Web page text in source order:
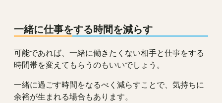
一緒に仕事をする時間を減らす
可能であれば、一緒に働きたくない相手と仕事をする
時間帯を変えてもらうのもいいでしょう。
一緒に過ごす時間をなるべく減らすことで、気持ちに
余裕が生まれる場合もあります。